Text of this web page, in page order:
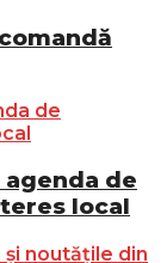
de
local